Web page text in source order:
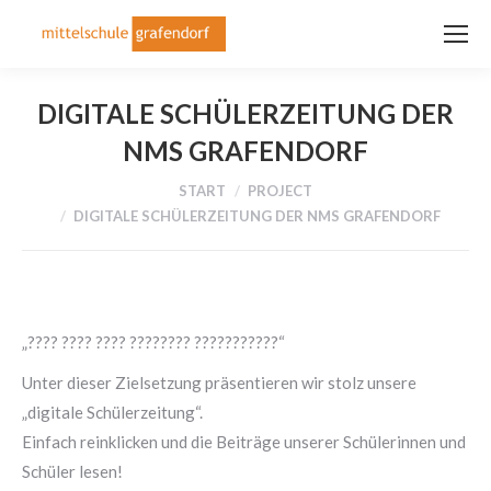
DIGITALE SCHÜLERZEITUNG DER
NMS GRAFENDORF
START
PROJECT
DIGITALE SCHÜLERZEITUNG DER NMS GRAFENDORF
„???? ???? ???? ???????? ???????????“
Unter dieser Zielsetzung präsentieren wir stolz unsere
„digitale Schülerzeitung“.
Einfach reinklicken und die Beiträge unserer Schülerinnen und
Schüler lesen!